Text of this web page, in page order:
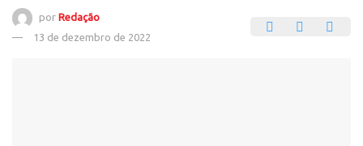
por Redação
13 de dezembro de 2022